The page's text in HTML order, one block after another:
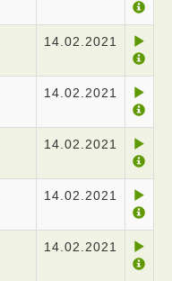
14.02.2021
14.02.2021
14.02.2021
14.02.2021
14.02.2021